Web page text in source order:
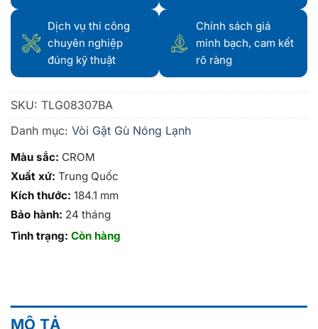
Dịch vụ thi công
chuyên nghiệp
đúng kỹ thuật
Chính sách giá
minh bạch, cam kết
rõ ràng
SKU: TLG08307BA
Danh mục: Vòi Gật Gù Nóng Lạnh
Màu sắc: CROM
Xuất xứ: Trung Quốc
Kích thước: 184.1 mm
Bảo hành: 24 tháng
Tình trạng: Còn hàng
MÔ TẢ